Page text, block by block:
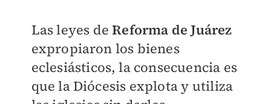
Las leyes deReforma de Juárez
expropiaron los bienes
eclesiásticos, la consecuencia es
que la Diócesis explota y utiliza